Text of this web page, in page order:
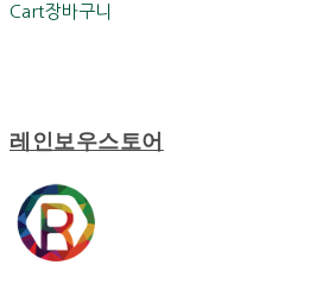
Cart장바구니
레인보우스토어